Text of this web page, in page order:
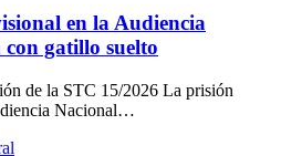
en la Audiencia
gatillo suelto
de la STC 15/2026 La prisión
Nacional…